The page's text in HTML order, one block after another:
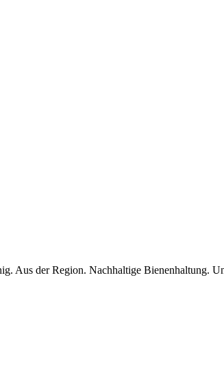
Aus der Region. Nachhaltige Bienenhaltung.